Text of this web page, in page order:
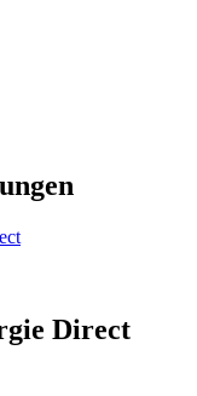
Direct